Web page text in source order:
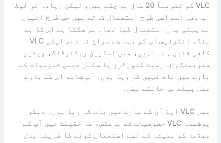
VLC کو تقریباً 20 سال ہو چکے ہیں، لیکن زیادہ تر لوگ
اب بھی اسے اسی طرح استعمال کرتے ہیں جس طرح انہوں
نے پہلی بار استعمال کیا تھا۔ ہو سکتا ہے اس کا بے
ہنگم انٹرفیس آپ کو بہت سے سراغ نہ دے، لیکن VLC
کافی قابل ہے۔ نہیں، میں اسکرین ریکارڈنگ، ویڈیو
سٹریمنگ، فارمیٹ کنورٹرز یا سکنز جیسی خصوصیات کے
بارے میں بات نہیں کر رہا ہوں۔ آپ شاید اس کے بارے
میں پہلے ہی جانتے ہیں۔
میں VLC ایڈ آن کے بارے میں بات کر رہا ہوں۔ دیگر
پوشیدہ VLC خصوصیات کے برعکس، یہ حقیقت میں آپ کے
میڈیا کو ہمیشہ کے لیے استعمال کرنے کا طریقہ بدل